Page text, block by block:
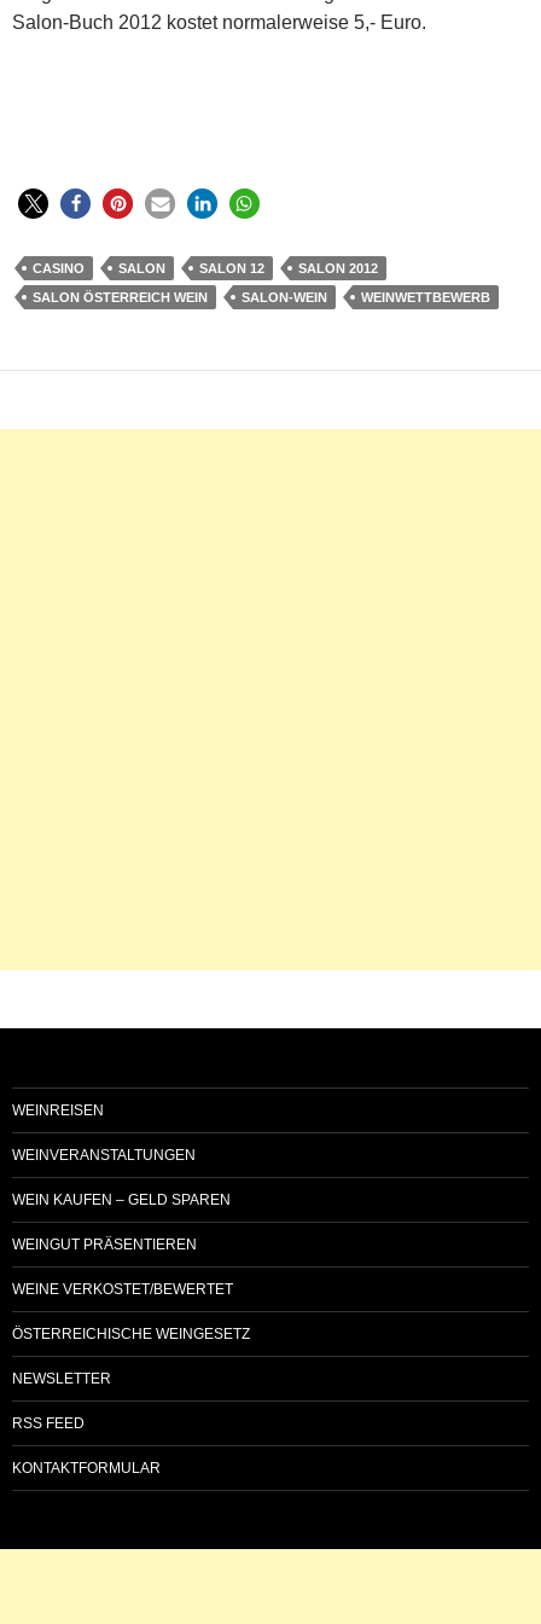
Salon-Buch 2012 kostet normalerweise 5,- Euro.
CASINO SALON SALON 12
SALON 2012
SALON ÖSTERREICH WEIN
SALON-WEIN WEINWETTBEWERB
WEINREISEN
WEINVERANSTALTUNGEN
WEIN KAUFEN – GELD SPAREN
WEINGUT PRÄSENTIEREN
WEINE VERKOSTET/BEWERTET
ÖSTERREICHISCHE WEINGESETZ
NEWSLETTER
RSS FEED
KONTAKTFORMULAR